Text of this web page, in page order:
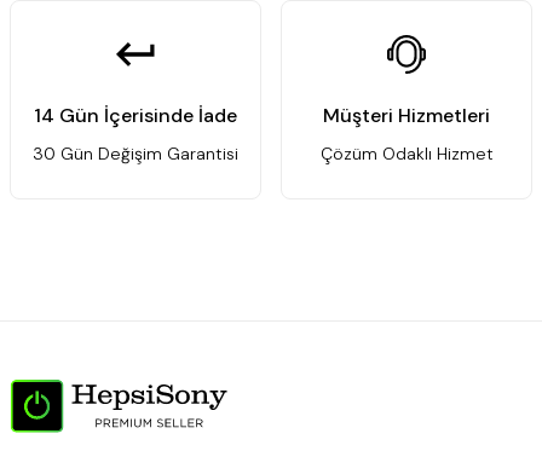
14 Gün İçerisinde İade
30 Gün Değişim Garantisi
Müşteri Hizmetleri
Çözüm Odaklı Hizmet